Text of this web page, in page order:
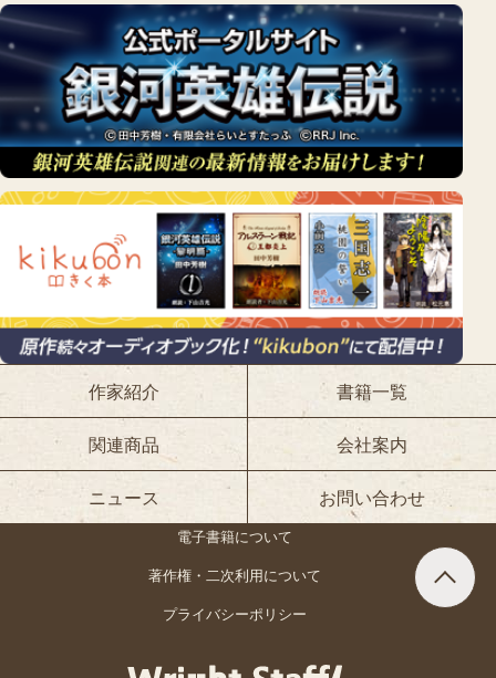
作家紹介 書籍一覧
関連商品 会社案内
ニュース お問い合わせ
電子書籍について
著作権・二次利用について
プライバシーポリシー